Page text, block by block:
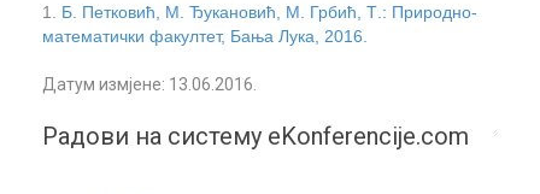
1. Б Петковић, М Ђукановић, М Грбић, Т : Природно-
математички факултет, Бања Лука, 2016.
Датум измјене: 13.06.2016.
Радови на систему eKonferencije.com